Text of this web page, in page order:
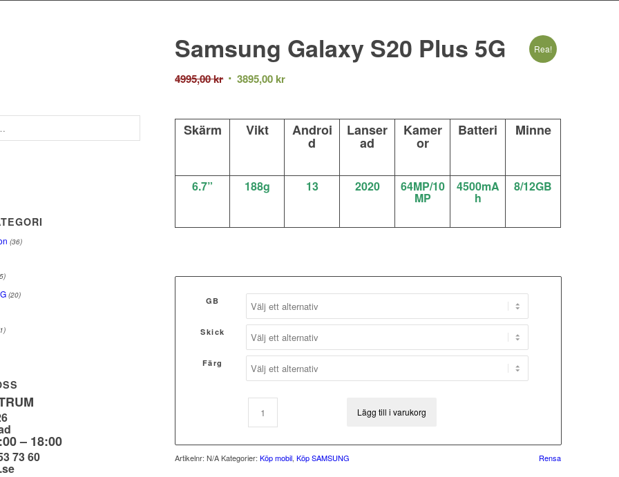
Rea!
(36)
(20)
– 18:00
73 60
Samsung Galaxy S20 Plus 5G
4995,00kr Det3895,00 krDet
är:
3895,00 kr.
Skärm Vikt Androi
d
Lanser
ad
Kamer
or
Batteri Minne
6.7” 188g 13 2020 64MP/10
MP
4500mA
h
8/12GB
GB
Skick
Färg
Rensa
Lägg till i varukorg
Artikelnr:N/A Kategorier:Köp mobil,Köp SAMSUNG